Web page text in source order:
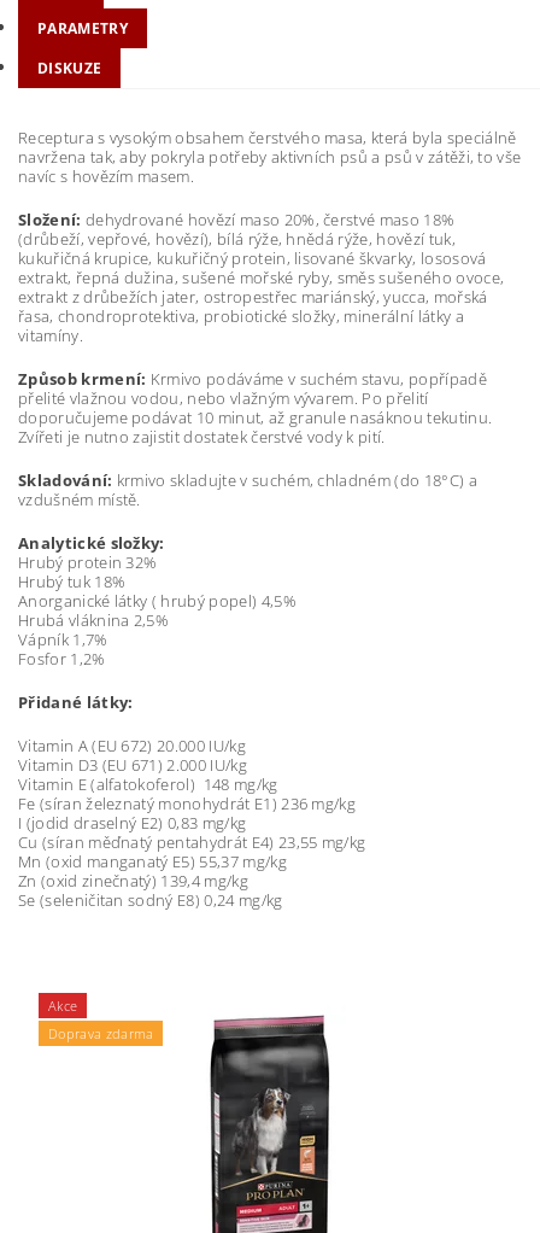
PARAMETRY
DISKUZE
Receptura s vysokým obsahem čerstvého masa, která byla speciálně
navržena tak, aby pokryla potřeby aktivních psů a psů v zátěži, to vše
navíc s hovězím masem.
Složení: dehydrované hovězí maso 20%, čerstvé maso 18%
(drůbeží, vepřové, hovězí), bílá rýže, hnědá rýže, hovězí tuk,
kukuřičná krupice, kukuřičný protein, lisované škvarky, lososová
extrakt, řepná dužina, sušené mořské ryby, směs sušeného ovoce,
extrakt z drůbežích jater, ostropestřec mariánský, yucca, mořská
řasa, chondroprotektiva, probiotické složky, minerální látky a
vitamíny.
Způsob krmení: Krmivo podáváme v suchém stavu, popřípadě
přelité vlažnou vodou, nebo vlažným vývarem. Po přelití
doporučujeme podávat 10 minut, až granule nasáknou tekutinu.
Zvířeti je nutno zajistit dostatek čerstvé vody k pití.
Skladování: krmivo skladujte v suchém, chladném (do 18°C) a
vzdušném místě.
Analytické složky:
Hrubý protein 32%
Hrubý tuk 18%
Anorganické látky ( hrubý popel) 4,5%
Hrubá vláknina 2,5%
Vápník 1,7%
Fosfor 1,2%
Přidané látky:
Vitamin A (EU 672) 20.000 IU/kg
Vitamin D3 (EU 671) 2.000 IU/kg
Vitamin E (alfatokoferol) 148 mg/kg
Fe (síran železnatý monohydrát E1) 236 mg/kg
I (jodid draselný E2) 0,83 mg/kg
Cu (síran měďnatý pentahydrát E4) 23,55 mg/kg
Mn (oxid manganatý E5) 55,37 mg/kg
Zn (oxid zinečnatý) 139,4 mg/kg
Se (seleničitan sodný E8) 0,24 mg/kg
Akce
Doprava zdarma